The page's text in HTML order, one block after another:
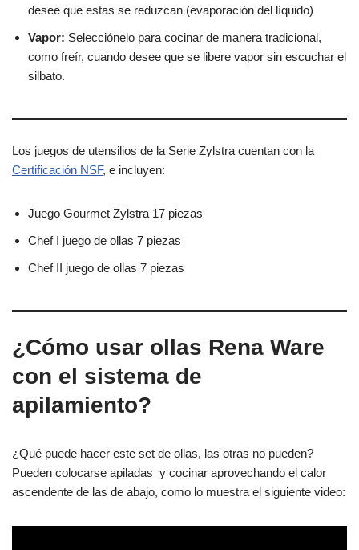
desee que estas se reduzcan (evaporación del líquido)
Vapor: Selecciónelo para cocinar de manera tradicional,
como freír, cuando desee que se libere vapor sin escuchar el
silbato.
Los juegos de utensilios de la Serie Zylstra cuentan con la
Certificación NSF, e incluyen:
Juego Gourmet Zylstra 17 piezas
Chef I juego de ollas 7 piezas
Chef II juego de ollas 7 piezas
¿Cómo usar ollas Rena Ware
con el sistema de
apilamiento?
¿Qué puede hacer este set de ollas, las otras no pueden?
Pueden colocarse apiladas y cocinar aprovechando el calor
ascendente de las de abajo, como lo muestra el siguiente video: